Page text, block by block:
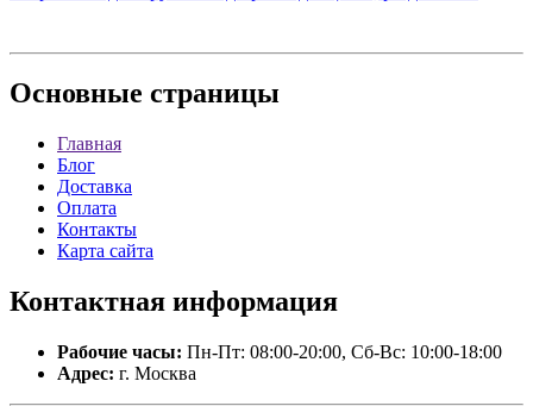
Основные страницы
Главная
Блог
Доставка
Оплата
Контакты
Карта сайта
Контактная информация
Рабочие часы: Пн-Пт: 08:00-20:00, Сб-Вс: 10:00-18:00
Адрес: г. Москва